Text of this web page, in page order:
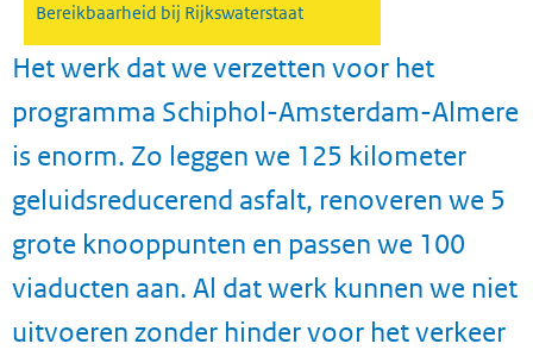
Bereikbaarheid bij Rijkswaterstaat
Het werk dat we verzetten voor het
programma Schiphol-Amsterdam-Almere
is enorm. Zo leggen we 125 kilometer
geluidsreducerend asfalt, renoveren we 5
grote knooppunten en passen we 100
viaducten aan. Al dat werk kunnen we niet
uitvoeren zonder hinder voor het verkeer